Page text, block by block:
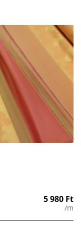
5 980 Ft
/m